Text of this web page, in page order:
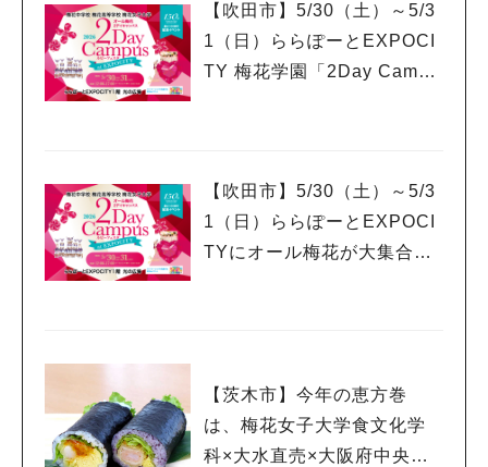
【吹田市】5/30（土）～5/3
1（日）ららぽーとEXPOCI
TY 梅花学園「2Day Campu
【吹田市】5/30（土）～5/3
1（日）ららぽーとEXPOCI
TYにオール梅花が大集合！
【茨木市】今年の恵方巻
は、梅花女子大学食文化学
科×大水直売×大阪府中央卸